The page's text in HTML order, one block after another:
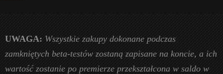
UWAGA: Wszystkie zakupy dokonane podczas
zamkniętych beta-testów zostaną zapisane na koncie, a ich
wartość zostanie po premierze przekształcona w saldo w